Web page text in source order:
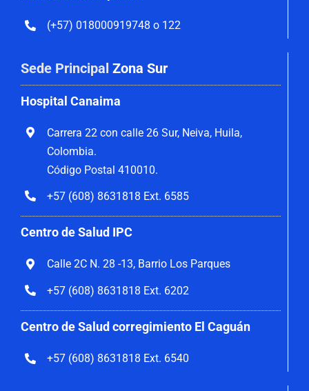
(+57) 018000919748 o 122
Sede Principal Zona Sur
Hospital Canaima
Carrera 22 con calle 26 Sur, Neiva, Huila,
Colombia.
Código Postal 410010.
+57 (608) 8631818 Ext. 6585
Centro de Salud IPC
Calle 2C N. 28 -13, Barrio Los Parques
+57 (608) 8631818 Ext. 6202
Centro de Salud corregimiento El Caguán
+57 (608) 8631818 Ext. 6540